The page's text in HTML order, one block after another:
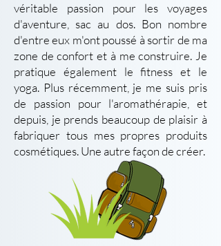
véritable passion pour les voyages
d'aventure, sac au dos. Bon nombre
d'entre eux m'ont poussé à sortir de ma
zone de confort et à me construire. Je
pratique également le fitness et le
yoga. Plus récemment, je me suis pris
de passion pour l'aromathérapie, et
depuis, je prends beaucoup de plaisir à
fabriquer tous mes propres produits
cosmétiques. Une autre façon de créer.